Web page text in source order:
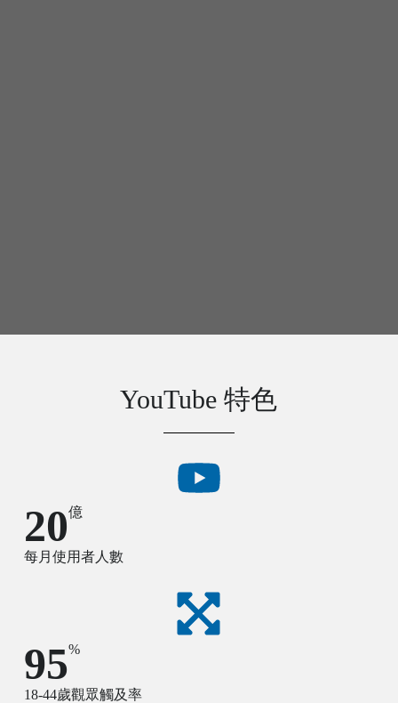
YouTube 特色
20億
每月使用者人數
95%
18-44歲觀眾觸及率